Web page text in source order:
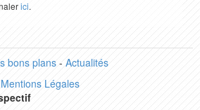
ici.
bons plans- Actualités
Mentions Légales